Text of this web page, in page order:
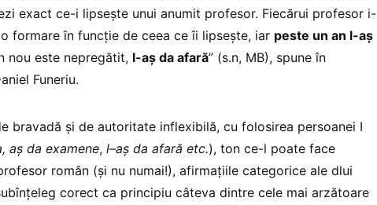
exact ce-i lipsește unui anumit profesor. Fiecărui profesor i-
formare în funcție de ceea ce îi lipsește, iar peste un an l-aș
nou este nepregătit, l-aș da afară” (s.n, MB), spune în
Funeriu.
bravadă și de autoritate inflexibilă, cu folosirea persoanei I
aș da examene, l–aș da afară etc.), ton ce-l poate face
român (și nu numai!), afirmațiile categorice ale dlui
corect ca principiu câteva dintre cele mai arzătoare